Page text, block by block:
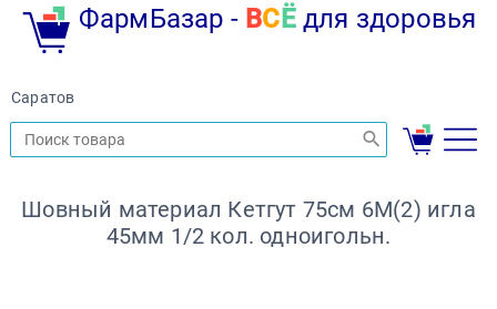
ФармБазар - ВС Ёдля здоровья
Саратов
Шовный материал Кетгут 75см 6М(2) игла
45мм 1/2 кол. одноигольн.